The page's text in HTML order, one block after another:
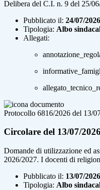
Delibera del C.I. n. 9 del 25/
Pubblicato il: 24/07/2026
Tipologia: Albo
Allegati:
Protocollo 6816/2026 del 13/
Circolare del 13/07/2026
Domande di utilizzazione ed
2026/2027. I docenti di
Pubblicato il: 13/07/2026
Tipologia: Albo